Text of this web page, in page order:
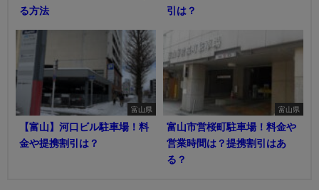
る方法
引は？
富山県
【富山】河口ビル駐車場！料
金や提携割引は？
富山県
富山市営桜町駐車場！料金や
営業時間は？提携割引はあ
る？